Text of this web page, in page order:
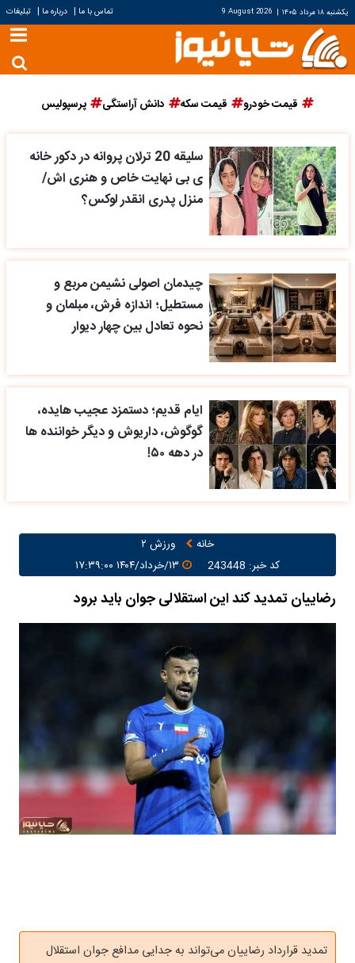
یکشنبه ۱۸ مرداد ۱۴۰۵ |
9 August 2026 تماس با ما | درباره ما | تبلیغات
قیمت خودرو قیمت سکه دانش آراستگی پرسپولیس
سلیقه 20 ترلان پروانه در دکور خانه
ی بی نهایت خاص و هنری اش/
منزل پدری انقدر لوکس؟
چیدمان اصولی نشیمن مربع و
مستطیل؛ اندازه فرش، مبلمان و
نحوه تعادل بین چهار دیوار
ایام قدیم؛ دستمزد عجیب هایده،
گوگوش، داریوش و دیگر خواننده ها
در دهه ۵۰!
خانه
ورزش ۲
کد خبر: 243448
۱۳/خرداد/۱۴۰۴ ۱۷:۳۹:۰۰
رضاییان تمدید کند این استقلالی جوان باید برود
تمدید قرارداد رضاییان می‌تواند به جدایی مدافع جوان استقلال